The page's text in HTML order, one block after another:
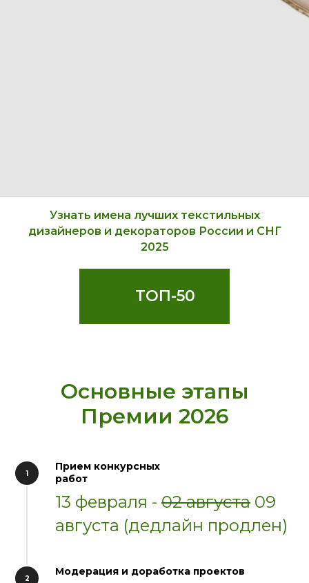
Узнать имена лучших текстильных
дизайнеров и декораторов России и СНГ
2025
ТОП-50
Основные этапы
Премии 2026
Прием конкурсных
работ
13 февраля - 02 августа 09
августа (дедлайн продлен)
Модерация и доработка проектов